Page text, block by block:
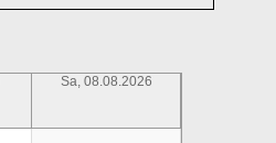
Sa, 08.08.2026